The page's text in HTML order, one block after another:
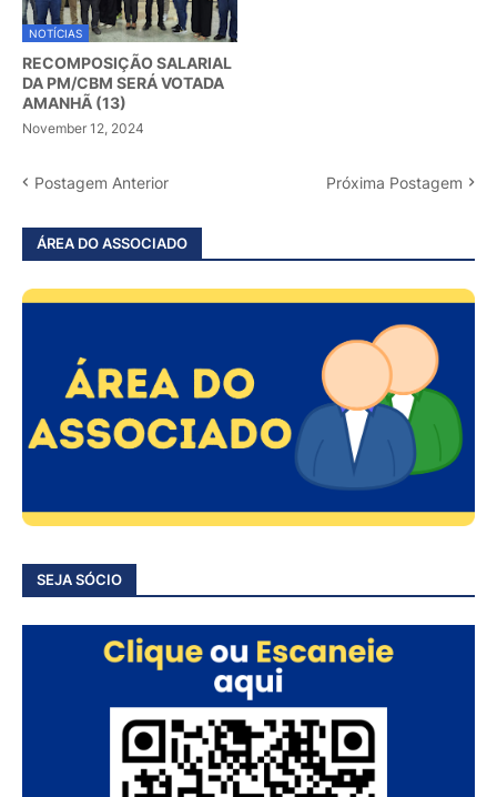
NOTÍCIAS
RECOMPOSIÇÃO SALARIAL
DA PM/CBM SERÁ VOTADA
AMANHÃ (13)
November 12, 2024
Postagem Anterior Próxima Postagem
ÁREA DO ASSOCIADO
SEJA SÓCIO